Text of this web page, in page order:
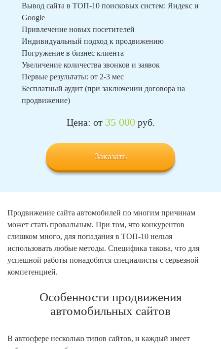
Вывод сайта в ТОП-10 поисковых систем: Яндекс и
Google
Привлечение новых посетителей
Индивидуальный подход к продвижению
Погружение в бизнес клиента
Увеличение количества звонков и заявок
Первые результаты: от 2-3 мес
Бесплатный аудит (при заключении договора на
продвижение)
Цена: от 35 000руб.
Заказать
Продвижение сайта автомобилей по многим причинам
может стать провальным. При том, что конкурентов
слишком много, для попадания в ТОП-10 нельзя
использовать любые методы. Специфика такова, что для
успешной работы понадобятся специалисты с серьезной
компетенцией.
Особенности продвижения
автомобильных сайтов
В автосфере несколько типов сайтов, и каждый имеет